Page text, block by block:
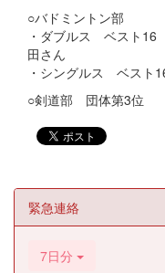
○バドミントン部
・ダブルス ベスト16
田さん
・シングルス ベスト
○剣道部 団体第3位
緊急連絡
7日分